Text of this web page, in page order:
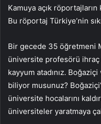
Kamuya açık
Bu röportaj Türkiye’nin
Bir gecede 35 öğretmeni
üniversite profesörü ihraç
kayyum atadınız. Boğaziçi
biliyor musunuz?
üniversite hocalarını
üniversiteler yaratmaya